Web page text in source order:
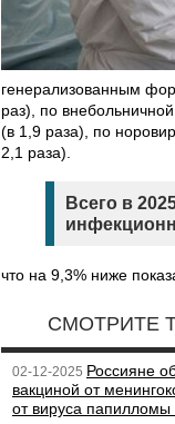
генерализованным
раз), по
(в 1,9 раза), по
2,1 раза).
Всего в
что на 9,3% ниже
СМОТРИТЕ
02-12-2025 Россияне
вакциной от
от вируса